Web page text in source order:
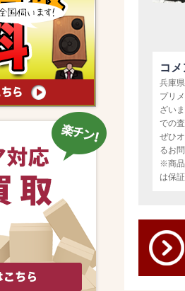
コメ
兵庫
プリ
ざい
での
ぜひ
るお
※商品
は保